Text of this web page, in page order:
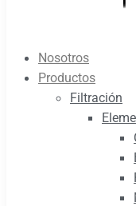
Nosotros
Productos
Filtración